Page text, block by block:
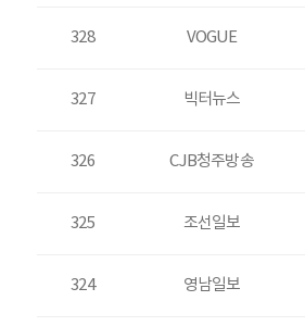
328 VOGUE
327 빅터뉴스
326 CJB청주방송
325 조선일보
324 영남일보